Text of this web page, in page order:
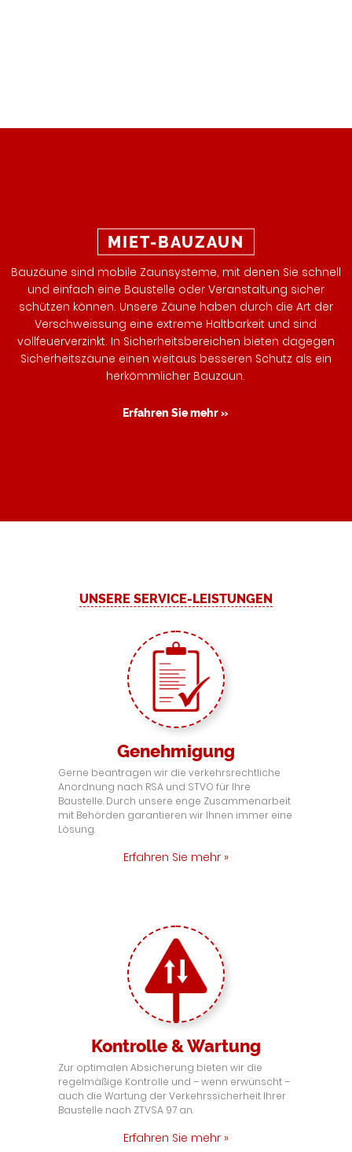
MIET-BAUZAUN
Bauzäune sind mobile Zaunsysteme, mit denen Sie schnell
und einfach eine Baustelle oder Veranstaltung sicher
schützen können. Unsere Zäune haben durch die Art der
Verschweissung eine extreme Haltbarkeit und sind
vollfeuerverzinkt. In Sicherheitsbereichen bieten dagegen
Sicherheitszäune einen weitaus besseren Schutz als ein
herkömmlicher Bauzaun.
Erfahren Sie mehr »
UNSERE SERVICE-LEISTUNGEN
Genehmigung
Gerne beantragen wir die verkehrsrechtliche
Anordnung nach RSA und STVO für Ihre
Baustelle. Durch unsere enge Zusammenarbeit
mit Behörden garantieren wir Ihnen immer eine
Lösung.
Erfahren Sie mehr »
Kontrolle & Wartung
Zur optimalen Absicherung bieten wir die
regelmäßige Kontrolle und – wenn erwünscht –
auch die Wartung der Verkehrssicherheit Ihrer
Baustelle nach ZTVSA 97 an.
Erfahren Sie mehr »